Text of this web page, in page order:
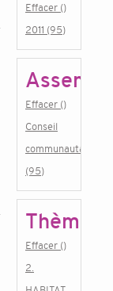
Effacer ()
2011 (95)
Effacer ()
Conseil
communautaire
(95)
Thème
Effacer ()
2.